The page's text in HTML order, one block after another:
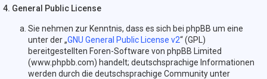
4. General Public License
Sie nehmen zur Kenntnis, dass es sich bei phpBB um eine
unter der „GNU General Public License v2“ (GPL)
bereitgestellten Foren-Software von phpBB Limited
(www.phpbb.com) handelt; deutschsprachige Informationen
werden durch die deutschsprachige Community unter